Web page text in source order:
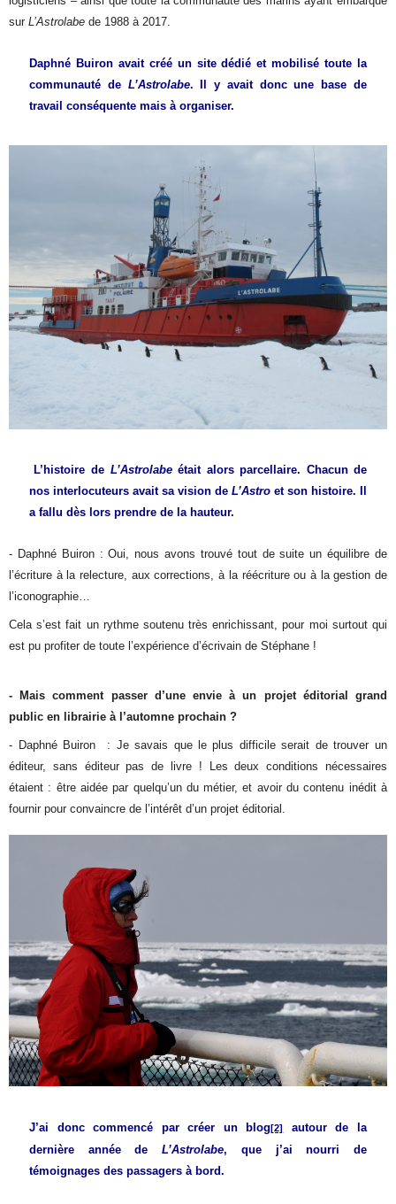
surL’Astrolabede 1988 à 2017.
Daphné Buiron avait créé un site dédié et mobilisé toute la
communauté de L’Astrolabe. Il y avait donc une base de
travail conséquente mais à organiser.
L’histoire de L’Astrolabeétait alors parcellaire. Chacun de
nos interlocuteurs avait sa vision deL’Astroet son histoire. Il
a fallu dès lors prendre de la hauteur.
- Daphné Buiron : Oui, nous avons trouvé tout de suite un équilibre de
l’écriture à la relecture, aux corrections, à la réécriture ou à la gestion de
l’iconographie…
Cela s’est fait un rythme soutenu très enrichissant, pour moi surtout qui
est pu profiter de toute l’expérience d’écrivain de Stéphane !
- Mais comment passer d’une envie à un projet éditorial grand
public en librairie à l’automne prochain ?
- Daphné Buiron : Je savais que le plus difficile serait de trouver un
éditeur, sans éditeur pas de livre ! Les deux conditions nécessaires
étaient : être aidée par quelqu’un du métier, et avoir du contenu inédit à
fournir pour convaincre de l’intérêt d’un projet éditorial.
J’ai donc commencé par créer un blog[2]
autour de la
dernière année deL’Astrolabe, que j’ai nourri de
témoignages des passagers à bord.